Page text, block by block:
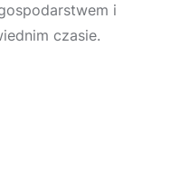
i
czasie.